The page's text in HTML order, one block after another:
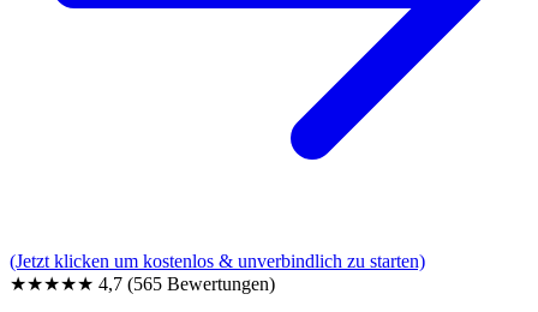
(Jetzt klicken um kostenlos & unverbindlich zu starten)
★★★★★ 4,7 (565 Bewertungen)